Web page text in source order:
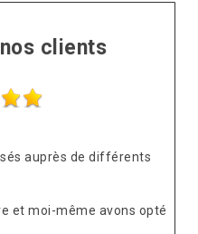
clients
auprès de différents
et moi-même avons opté